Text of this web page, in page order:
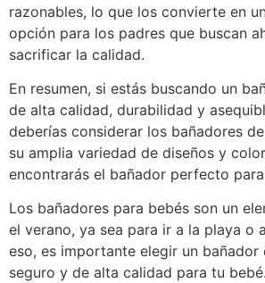
razonables, lo que los convierte en
opción para los padres que buscan
sacrificar la calidad.
En resumen, si estás buscando un
de alta calidad, durabilidad y
deberías considerar los bañadores
su amplia variedad de diseños y
encontrarás el bañador perfecto
Los bañadores para bebés son un
el verano, ya sea para ir a la playa o
eso, es importante elegir un bañador
seguro y de alta calidad para tu